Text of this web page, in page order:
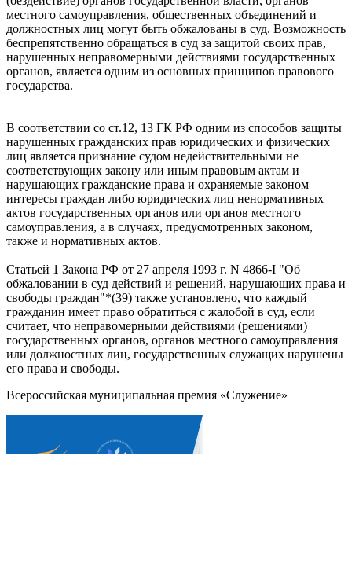
местного самоуправления, общественных объединений и
должностных лиц могут быть обжалованы в суд. Возможность
беспрепятственно обращаться в суд за защитой своих прав,
нарушенных неправомерными действиями государственных
органов, является одним из основных принципов правового
государства.
В соответствии со ст.12, 13 ГК РФ одним из способов защиты
нарушенных гражданских прав юридических и физических
лиц является признание судом недействительными не
соответствующих закону или иным правовым актам и
нарушающих гражданские права и охраняемые законом
интересы граждан либо юридических лиц ненормативных
актов государственных органов или органов местного
самоуправления, а в случаях, предусмотренных законом,
также и нормативных актов.
Статьей 1 Закона РФ от 27 апреля 1993 г. N 4866-I "Об
обжаловании в суд действий и решений, нарушающих права и
свободы граждан"*(39) также установлено, что каждый
гражданин имеет право обратиться с жалобой в суд, если
считает, что неправомерными действиями (решениями)
государственных органов, органов местного самоуправления
или должностных лиц, государственных служащих нарушены
его права и свободы.
Всероссийская муниципальная премия «Служение»